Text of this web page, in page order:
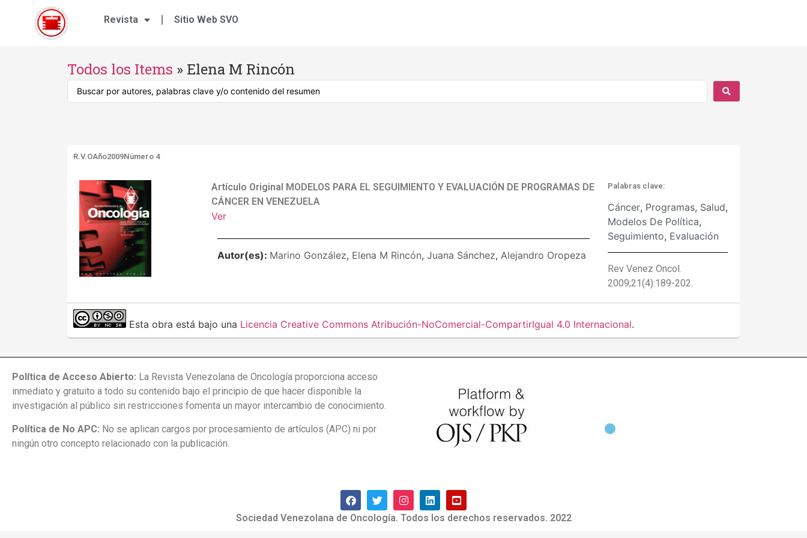
Revista Sitio Web SVO
Todos los Items » Elena M Rincón
R.V.OAño2009Número 4
Artículo Original MODELOS PARA EL SEGUIMIENTO Y EVALUACIÓN DE PROGRAMAS DE
CÁNCER EN VENEZUELA
Ver
Autor(es): Marino González, Elena M Rincón, Juana Sánchez, Alejandro Oropeza
Palabras clave:
Cáncer, Programas, Salud,
Modelos De Política,
Seguimiento, Evaluación
Rev Venez Oncol.
2009;21(4):189-202.
Esta obra está bajo una Licencia Creative Commons Atribución-NoComercial-CompartirIgual 4.0 Internacional.
Política de Acceso Abierto: La Revista Venezolana de Oncología proporciona acceso
inmediato y gratuito a todo su contenido bajo el principio de que hacer disponible la
investigación al público sin restricciones fomenta un mayor intercambio de conocimiento.
Política de No APC: No se aplican cargos por procesamiento de artículos (APC) ni por
ningún otro concepto relacionado con la publicación.
Sociedad Venezolana de Oncología. Todos los derechos reservados. 2022